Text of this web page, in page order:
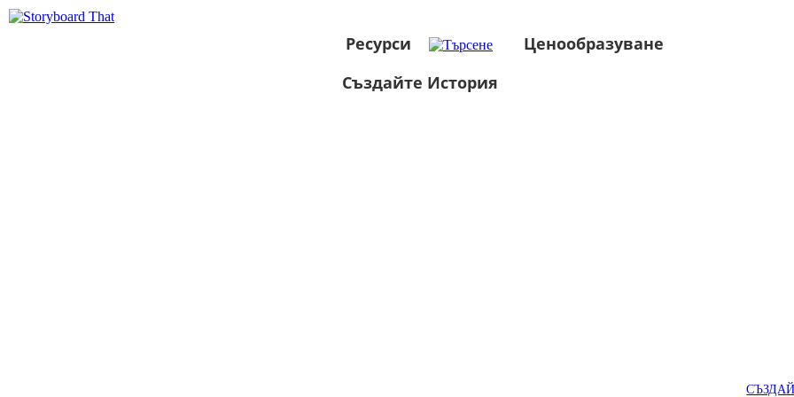
Ресурси
Ценообразуване
Създайте История